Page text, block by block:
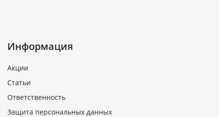
Информация
Акции
Статьи
Ответственность
Защита персональных данных